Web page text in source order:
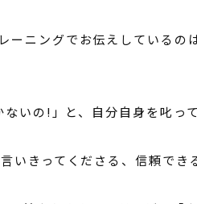
ーニングでお伝えしている
いの!」と、自分自身を叱っ
いきってくださる、信頼で